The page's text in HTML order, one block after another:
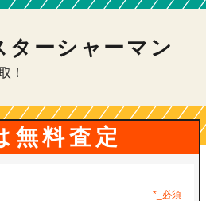
ターシャーマン
！
無料査定
*_必須